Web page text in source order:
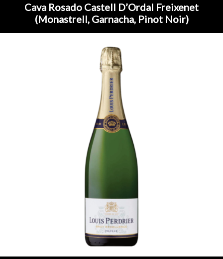
Cava Rosado Castell D’Ordal Freixenet
(Monastrell, Garnacha, Pinot Noir)